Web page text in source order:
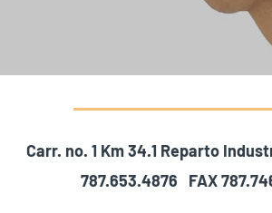
Carr. no. 1 Km 34.1 Reparto
787.653.4876 FAX